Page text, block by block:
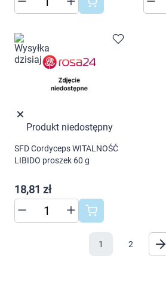
Produkt niedostępny
SFD Cordyceps WITALNOŚĆ
LIBIDO proszek 60 g
18,81 zł
1 2